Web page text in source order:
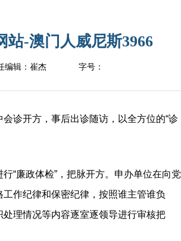
站-澳门人威尼斯3966
编辑： 崔杰 字号：
诊开方，事后出诊随访，以全方位的“诊
“廉政体检”，把脉开方。申办单位在向党
作纪律和保密纪律，按照谁主管谁负
理情况等内容逐室逐领导进行审核把